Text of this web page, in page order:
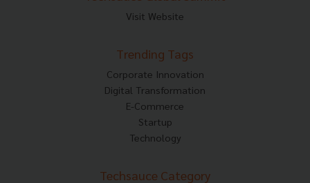
Visit Website
Trending Tags
Corporate Innovation
Digital Transformation
E-Commerce
Startup
Technology
Techsauce Category